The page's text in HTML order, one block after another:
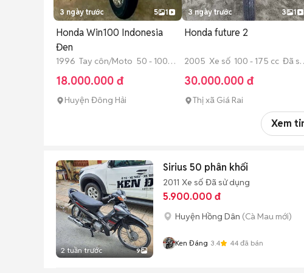
3 ngày trước 5 1
Honda Win100 Indonesia
Đen
1996 Tay côn/Moto 50 - 100
cc Đã sử dụng
18.000.000 đ
Huyện Đông Hải
3 ngày trước 3 1
Honda future 2
2005 Xe số 100 - 175 cc Đã sử
dụng
30.000.000 đ
Thị xã Giá Rai
Xem
2 tuần trước 9
Sirius 50 phân khối
2011 Xe số Đã sử dụng
5.900.000 đ
Huyện Hồng Dân (Cà Mau mới)
Ken Đáng 3.4 44 đã bán